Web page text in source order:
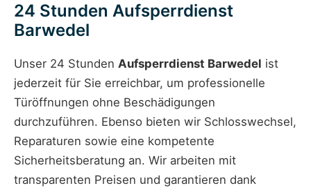
24 Stunden Aufsperrdienst
Barwedel
Unser 24 Stunden Aufsperrdienst Barwedel ist
jederzeit für Sie erreichbar, um professionelle
Türöffnungen ohne Beschädigungen
durchzuführen. Ebenso bieten wir Schlosswechsel,
Reparaturen sowie eine kompetente
Sicherheitsberatung an. Wir arbeiten mit
transparenten Preisen und garantieren dank